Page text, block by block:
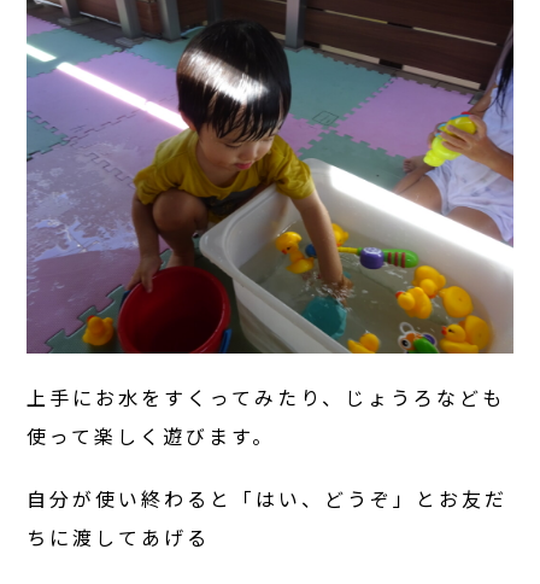
上手にお水をすくってみたり、じょうろなども
使って楽しく遊びます。
自分が使い終わると「はい、どうぞ」とお友だ
ちに渡してあげる